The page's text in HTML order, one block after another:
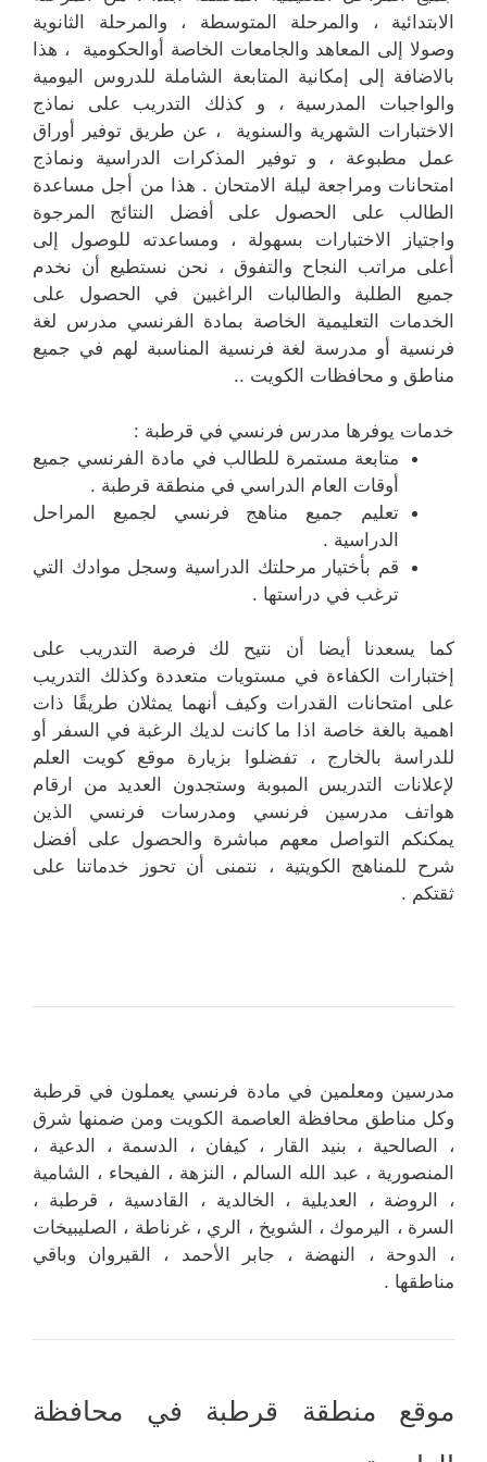
الابتدائية ، والمرحلة المتوسطة ، والمرحلة الثانوية
وصولا إلى المعاهد والجامعات الخاصة أوالحكومية ، هذا
بالاضافة إلى إمكانية المتابعة الشاملة للدروس اليومية
والواجبات المدرسية ، و كذلك التدريب على نماذج
الاختبارات الشهرية والسنوية ، عن طريق توفير أوراق
عمل مطبوعة ، و توفير المذكرات الدراسية ونماذج
امتحانات ومراجعة ليلة الامتحان . هذا من أجل مساعدة
الطالب على الحصول على أفضل النتائج المرجوة
واجتياز الاختبارات بسهولة ، ومساعدته للوصول إلى
أعلى مراتب النجاح والتفوق ، نحن نستطيع أن نخدم
جميع الطلبة والطالبات الراغبين في الحصول على
الخدمات التعليمية الخاصة بمادة الفرنسي مدرس لغة
فرنسية أو مدرسة لغة فرنسية المناسبة لهم في جميع
مناطق و محافظات الكويت ..
خدمات يوفرها مدرس فرنسي في قرطبة :
متابعة مستمرة للطالب في مادة الفرنسي جميع
أوقات العام الدراسي في منطقة قرطبة .
تعليم جميع مناهج فرنسي لجميع المراحل
الدراسية .
قم بأختيار مرحلتك الدراسية وسجل موادك التي
ترغب في دراستها .
كما يسعدنا أيضا أن نتيح لك فرصة التدريب على
إختبارات الكفاءة في مستويات متعددة وكذلك التدريب
على امتحانات القدرات وكيف أنهما يمثلان طريقًا ذات
اهمية بالغة خاصة اذا ما كانت لديك الرغبة في السفر أو
للدراسة بالخارج ، تفضلوا بزيارة موقع كويت العلم
لإعلانات التدريس المبوبة وستجدون العديد من ارقام
هواتف مدرسين فرنسي ومدرسات فرنسي الذين
يمكنكم التواصل معهم مباشرة والحصول على أفضل
شرح للمناهج الكويتية ، نتمنى أن تحوز خدماتنا على
ثقتكم .
مدرسين ومعلمين في مادة فرنسي يعملون في قرطبة
وكل مناطق محافظة العاصمة الكويت ومن ضمنها شرق
، الصالحية ، بنيد القار ، كيفان ، الدسمة ، الدعية ،
المنصورية ، عبد الله السالم ، النزهة ، الفيحاء ، الشامية
، الروضة ، العديلية ، الخالدية ، القادسية ، قرطبة ،
السرة ، اليرموك ، الشويخ ، الري ، غرناطة ، الصليبيخات
، الدوحة ، النهضة ، جابر الأحمد ، القيروان وباقي
مناطقها .
موقع منطقة قرطبة في محافظة